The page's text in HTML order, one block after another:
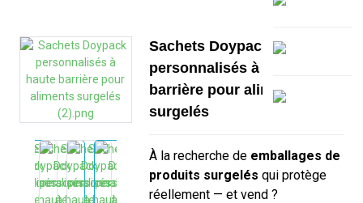
Sachets Doypack
personnalisés à haute
barrière pour aliments
surgelés
À la recherche de emballages de
produits surgelés qui protège
réellement — et vend ?